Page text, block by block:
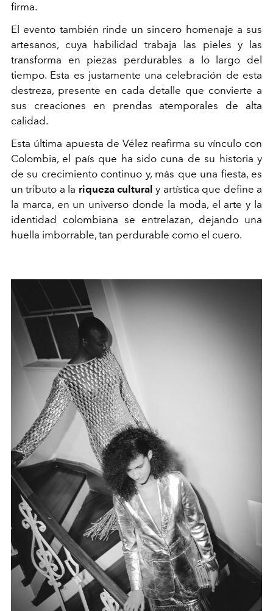
firma.
El evento también rinde un sincero homenaje a sus
artesanos, cuya habilidad trabaja las pieles y las
transforma en piezas perdurables a lo largo del
tiempo. Esta es justamente una celebración de esta
destreza, presente en cada detalle que convierte a
sus creaciones en prendas atemporales de alta
calidad.
Esta última apuesta de Vélez reafirma su vínculo con
Colombia, el país que ha sido cuna de su historia y
de su crecimiento continuo y, más que una fiesta, es
un tributo a la riqueza cultural y artística que define a
la marca, en un universo donde la moda, el arte y la
identidad colombiana se entrelazan, dejando una
huella imborrable, tan perdurable como el cuero.